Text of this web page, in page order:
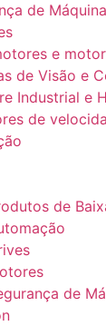
de
e
de Visão e
Industrial e
de
de
de